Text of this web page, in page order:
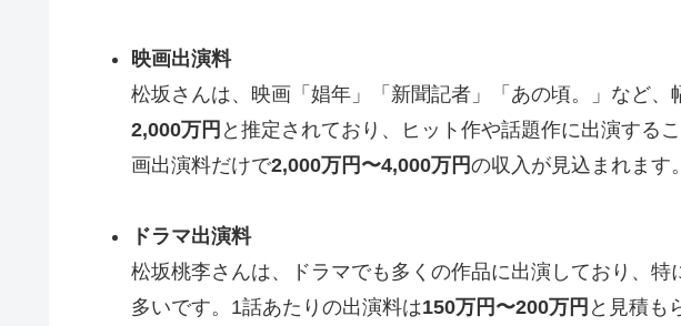
映画出演料
松坂さんは、映画「娼年」「新聞記者」「あの頃。」など
2,000万円 と推定されており、ヒット作や話題作に出演する
画出演料だけで2,000万円〜4,000万円の収入が見込まれます。
ドラマ出演料
松坂桃李さんは、ドラマでも多くの作品に出演しており、
多いです。1話あたりの出演料は150万円〜200万円 と見積も